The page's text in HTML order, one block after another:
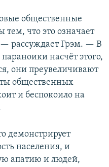
общественные
что это означает
рассуждает Грэм. — В
насчёт этого,
они преувеличивают
общественных
и беспокоило на
демонстрирует
населения, и
апатию и людей,